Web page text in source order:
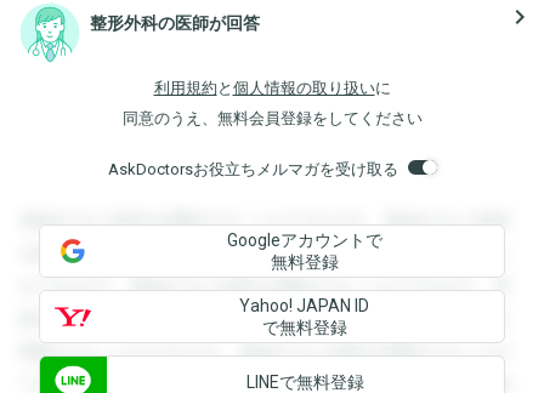
整形外科の医師が回答 navigate_next
利用規約 と 個人情報の取り扱いに
同意のうえ、無料会員登録をしてください
AskDoctorsお役立ちメルマガを受け取る
登録すると回答を閲覧することができます。登録すると回答
を閲覧することができます。登録すると回答を閲覧すること
ができます。登録すると回答を閲覧することができます。登
録すると回答を閲覧することができます。登録すると回答を
閲覧することができます。登録すると回答を閲覧することが
できます。登録すると回答を閲覧することができます。登録
Googleアカウントで
無料登録
Yahoo! JAPAN ID
で無料登録
LINEで無料登録